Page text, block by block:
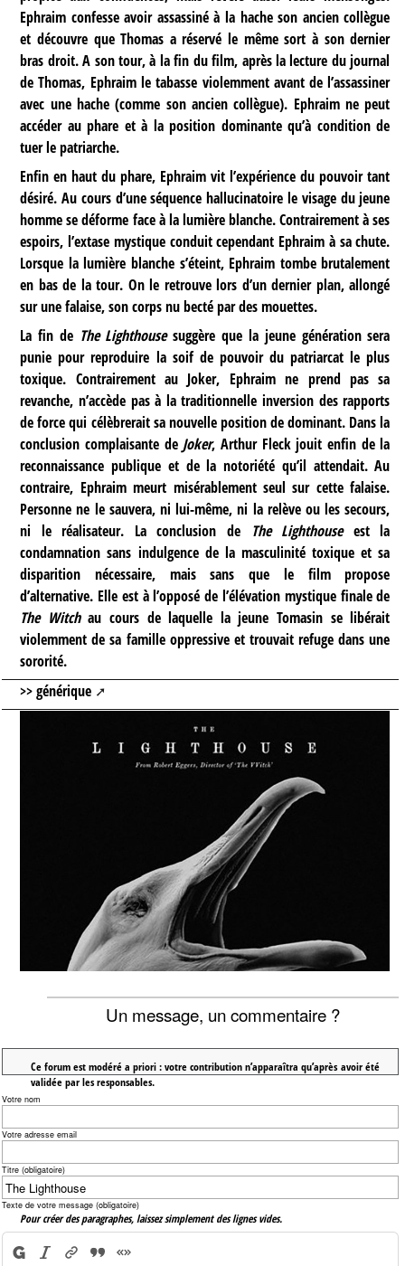
Ephraim confesse avoir assassiné à la hache son ancien collègue
et découvre que Thomas a réservé le même sort à son dernier
bras droit. A son tour, à la fin du film, après la lecture du journal
de Thomas, Ephraim le tabasse violemment avant de l’assassiner
avec une hache (comme son ancien collègue). Ephraim ne peut
accéder au phare et à la position dominante qu’à condition de
tuer le patriarche.
Enfin en haut du phare, Ephraim vit l’expérience du pouvoir tant
désiré. Au cours d’une séquence hallucinatoire le visage du jeune
homme se déforme face à la lumière blanche. Contrairement à ses
espoirs, l’extase mystique conduit cependant Ephraim à sa chute.
Lorsque la lumière blanche s’éteint, Ephraim tombe brutalement
en bas de la tour. On le retrouve lors d’un dernier plan, allongé
sur une falaise, son corps nu becté par des mouettes.
La fin de The Lighthousesuggère que la jeune génération sera
punie pour reproduire la soif de pouvoir du patriarcat le plus
toxique. Contrairement au Joker, Ephraim ne prend pas sa
revanche, n’accède pas à la traditionnelle inversion des rapports
de force qui célèbrerait sa nouvelle position de dominant. Dans la
conclusion complaisante de Joker, Arthur Fleck jouit enfin de la
reconnaissance publique et de la notoriété qu’il attendait. Au
contraire, Ephraim meurt misérablement seul sur cette falaise.
Personne ne le sauvera, ni lui-même, ni la relève ou les secours,
ni le réalisateur. La conclusion de
The Lighthouse est la
condamnation sans indulgence de la masculinité toxique et sa
disparition nécessaire, mais sans que le film propose
d’alternative. Elle est à l’opposé de l’élévation mystique finale de
The Witchau cours de laquelle la jeune Tomasin se libérait
violemment de sa famille oppressive et trouvait refuge dans une
sororité.
>> générique
Un message, un commentaire ?
Ce forum est modéré a priori : votre contribution n’apparaîtra qu’après avoir été
validée par les responsables.
Votre nom
Votre adresse email
Titre (obligatoire)
Texte de votre message (obligatoire)
Pour créer des paragraphes, laissez simplement des lignes vides.